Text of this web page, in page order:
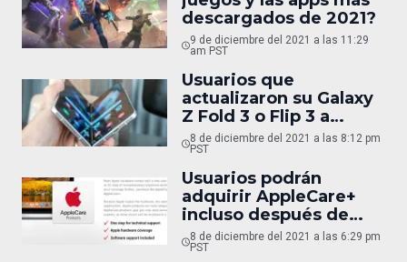
descargados de 2021?
9 de diciembre del 2021 a las 11:29
am PST
Usuarios que
actualizaron su Galaxy
Z Fold 3 o Flip 3 a
Android 12 reportan
fallos graves
8 de diciembre del 2021 a las 8:12 pm
PST
Usuarios podrán
adquirir AppleCare+
incluso después de
reparar sus
dispositivos
8 de diciembre del 2021 a las 6:29 pm
PST